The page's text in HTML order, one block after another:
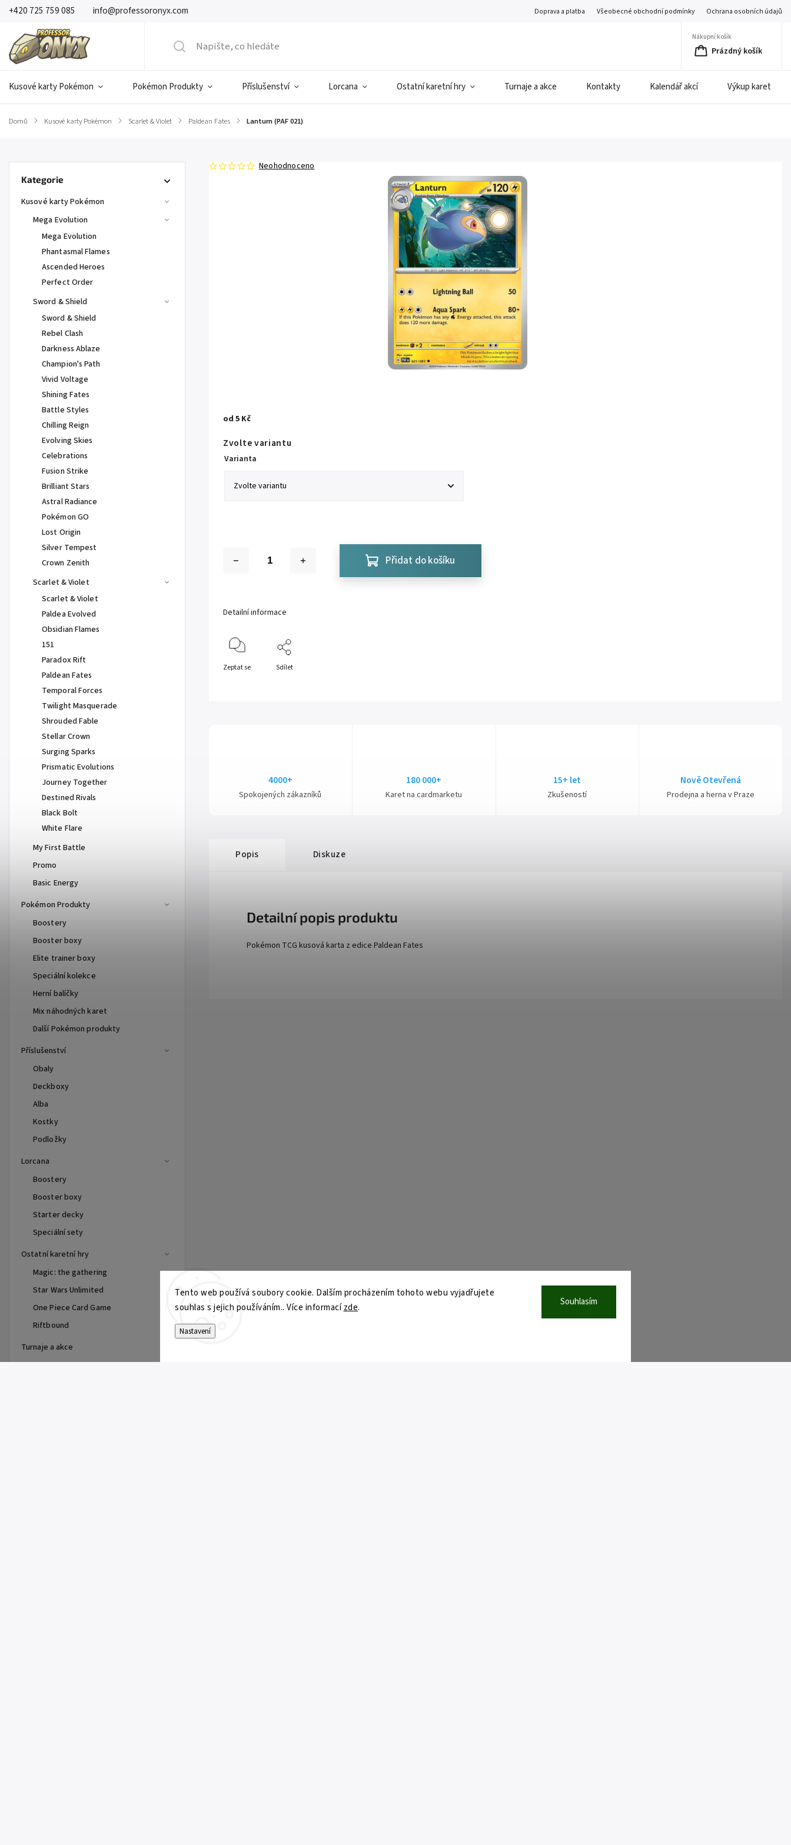
Tento web používá soubory cookie. Dalším procházením tohoto webu vyjadřujete
souhlas s jejich používáním.. Více informacízde.
Nastavení
Souhlasím
+420 725 759 085 info@professoronyx.com Doprava a platba Všeobecné obchodní podmínky Ochrana osobních údajů
Nákupní košík
Prázdný košík
Kusové karty Pokémon Pokémon Produkty Příslušenství Lorcana Ostatní karetní hry Turnaje a akce Kontakty Kalendář akcí Výkup karet
Domů / Kusové karty Pokémon / Scarlet & Violet / Paldean Fates / Lanturn (PAF 021)
Kategorie
Kusové karty Pokémon
Mega Evolution
Mega Evolution
Phantasmal Flames
Ascended Heroes
Perfect Order
Sword & Shield
Sword & Shield
Rebel Clash
Darkness Ablaze
Champion's Path
Vivid Voltage
Shining Fates
Battle Styles
Chilling Reign
Evolving Skies
Celebrations
Fusion Strike
Brilliant Stars
Astral Radiance
Pokémon GO
Lost Origin
Silver Tempest
Crown Zenith
Scarlet & Violet
Scarlet & Violet
Paldea Evolved
Obsidian Flames
151
Paradox Rift
Paldean Fates
Temporal Forces
Twilight Masquerade
Shrouded Fable
Stellar Crown
Surging Sparks
Prismatic Evolutions
Journey Together
Destined Rivals
Black Bolt
White Flare
My First Battle
Promo
Basic Energy
Pokémon Produkty
Boostery
Booster boxy
Elite trainer boxy
Speciální kolekce
Herní balíčky
Mix náhodných karet
Další Pokémon produkty
Příslušenství
Obaly
Deckboxy
Alba
Kostky
Podložky
Lorcana
Boostery
Booster boxy
Starter decky
Speciální sety
Ostatní karetní hry
Magic: the gathering
Star Wars Unlimited
One Piece Card Game
Riftbound
Turnaje a akce
Neohodnoceno
od 5 Kč
Zvolte variantu
Varianta
Přidat do košíku
Detailní informace
Zeptat se Sdílet
4000+
Spokojených zákazníků
180 000+
Karet na cardmarketu
15+ let
Zkušeností
Nově Otevřená
Prodejna a herna v Praze
Popis Diskuze
Detailní popis produktu
Pokémon TCG kusová karta z edice Paldean Fates